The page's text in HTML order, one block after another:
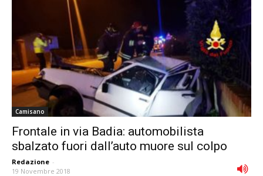
Camisano
Frontale in via Badia: automobilista
sbalzato fuori dall’auto muore sul colpo
Redazione -
19 Novembre 2018